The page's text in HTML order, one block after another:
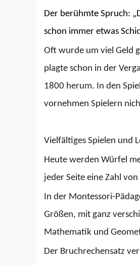
Der berühmte Spruch:
schon immer etwas
Oft wurde um viel Geld
plagte schon in der
1800 herum. In den
vornehmen Spielern
Vielfältiges Spielen und
Heute werden Würfel
jeder Seite eine Zahl
In der Montessori-
Größen, mit ganz
Mathematik und
Der Bruchrechensatz